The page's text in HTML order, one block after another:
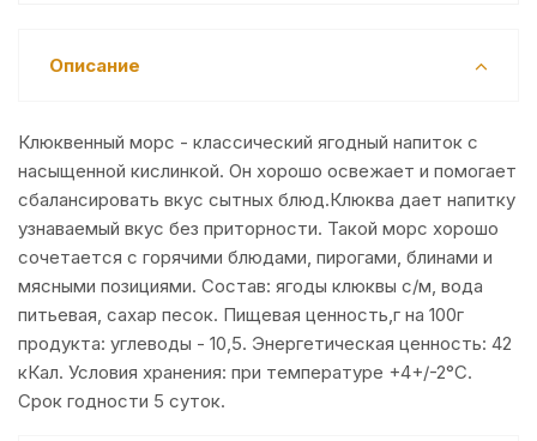
Описание
Клюквенный морс - классический ягодный напиток с
насыщенной кислинкой. Он хорошо освежает и помогает
сбалансировать вкус сытных блюд.Клюква дает напитку
узнаваемый вкус без приторности. Такой морс хорошо
сочетается с горячими блюдами, пирогами, блинами и
мясными позициями. Состав: ягоды клюквы с/м, вода
питьевая, сахар песок. Пищевая ценность,г на 100г
продукта: углеводы - 10,5. Энергетическая ценность: 42
кКал. Условия хранения: при температуре +4+/-2°С.
Срок годности 5 суток.